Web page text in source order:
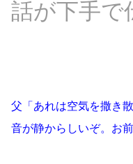
話が下手で
父「あれは空気を撒き
音が静からしいぞ。お